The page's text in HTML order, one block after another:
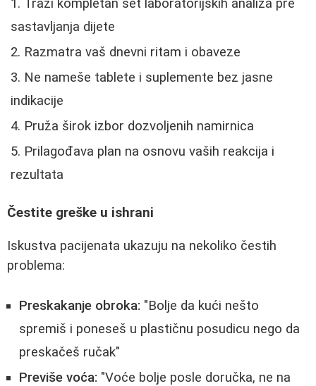
Traži kompletan set laboratorijskih analiza pre
sastavljanja dijete
Razmatra vaš dnevni ritam i obaveze
Ne nameše tablete i suplemente bez jasne
indikacije
Pruža širok izbor dozvoljenih namirnica
Prilagođava plan na osnovu vaših reakcija i
rezultata
Čestite greške u ishrani
Iskustva pacijenata ukazuju na nekoliko čestih
problema:
Preskakanje obroka: "Bolje da kući nešto
spremiš i poneseš u plastičnu posudicu nego da
preskačeš ručak"
Previše voća: "Voće bolje posle doručka, ne na